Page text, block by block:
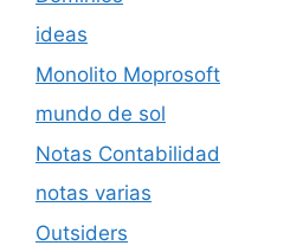
ideas
Monolito Moprosoft
mundo de sol
Notas Contabilidad
notas varias
Outsiders